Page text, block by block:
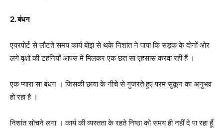
2. बंधन
एयरपोर्ट से लौटते समय कार्य बोझ से थके निशांत ने पाया कि सड़क के दोनों ओर
लगे वृक्षों की टहनियाँ आपस में मिलकर एक छत सा एहसास करवा रही हैं ।
एक प्यारा सा बंधन । जिसकी छाया के नीचे से गुजरते हुए परम सुकून का अनुभव
हो रहा है ।
निशांत सोचने लगा । कार्य की व्यस्तता के रहते निष्ठा को समय ही नहीं दे पा रहा हूँ